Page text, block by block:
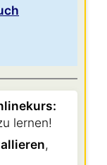
lernen!
,